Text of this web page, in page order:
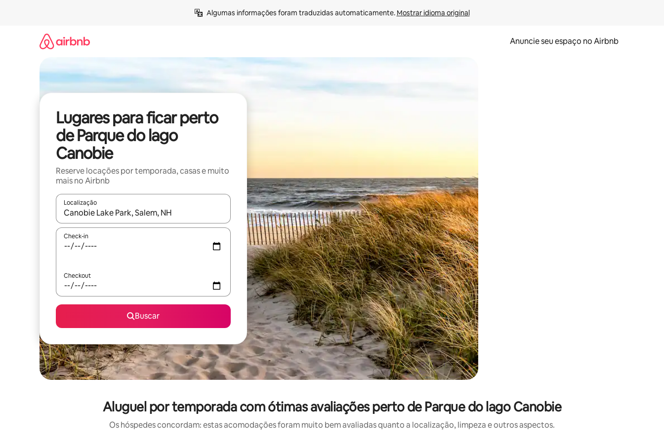
Algumas informações foram traduzidas automaticamente. Mostrar idioma original
Anuncie seu espaço no Airbnb
Lugares para ficar perto
de Parque do lago
Canobie
Reserve locações por temporada, casas e muito
mais no Airbnb
Localização
Quando os resultados estiverem disponíveis, explore-os usando as seta para cima e para baixo do teclado ou tocando e deslizando o dedo na tela.
Check-in
Checkout
Buscar
Aluguel por temporada com ótimas avaliações perto de Parque do lago Canobie
Os hóspedes concordam: estas acomodações foram muito bem avaliadas quanto a localização, limpeza e outros aspectos.